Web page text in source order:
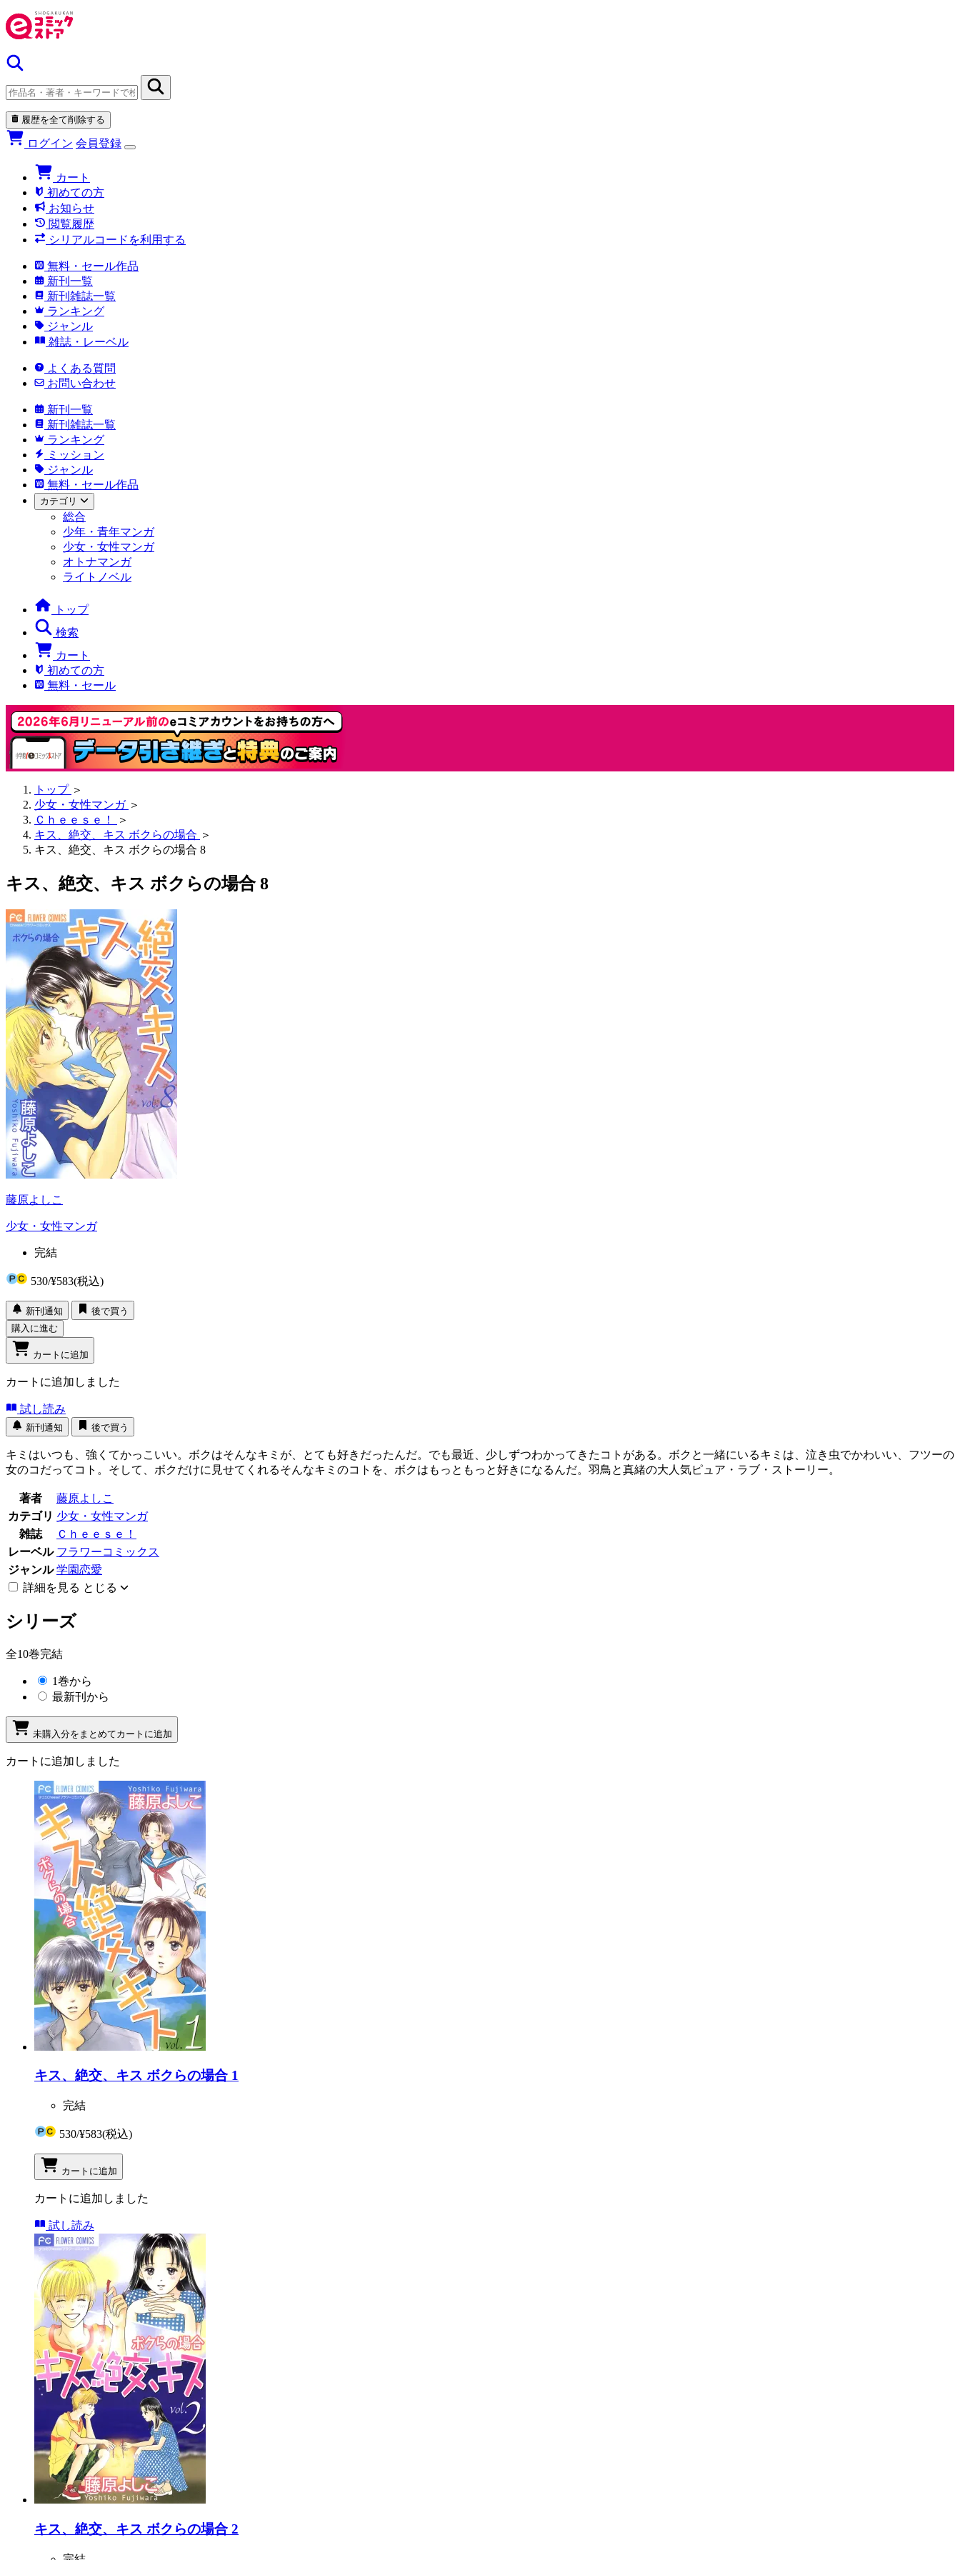
履歴を全て削除する
ログイン 会員登録
カート
初めての方
お知らせ
閲覧履歴
シリアルコードを利用する
無料・セール作品
新刊一覧
新刊雑誌一覧
ランキング
ジャンル
雑誌・レーベル
よくある質問
お問い合わせ
新刊一覧
新刊雑誌一覧
ランキング
ミッション
ジャンル
無料・セール作品
カテゴリ
総合
少年・青年マンガ
少女・女性マンガ
オトナマンガ
ライトノベル
トップ
検索
カート
初めての方
無料・セール
トップ ＞
少女・女性マンガ ＞
Ｃｈｅｅｓｅ！
＞
キス、絶交、キス ボクらの場合 ＞
キス、絶交、キス ボクらの場合 8
キス、絶交、キス ボクらの場合 8
藤原よしこ
少女・女性マンガ
完結
530/¥583(税込)
新刊通知
後で買う
購入に進む
カートに追加
カートに追加しました
試し読み
新刊通知 後で買う
キミはいつも、強くてかっこいい。ボクはそんなキミが、とても好きだったんだ。でも最近、少しずつわかってきたコトがある。ボクと一緒にいるキミは、泣き虫でかわいい、フツーの
女のコだってコト。そして、ボクだけに見せてくれるそんなキミのコトを、ボクはもっともっと好きになるんだ。羽鳥と真緒の大人気ピュア・ラブ・ストーリー。
著者
藤原よしこ
カテゴリ 少女・女性マンガ
雑誌
Ｃｈｅｅｓｅ！
レーベル フラワーコミックス
ジャンル 学園恋愛
詳細を見る とじる
シリーズ
全10巻完結
1巻から
最新刊から
未購入分をまとめてカートに追加
カートに追加しました
キス、絶交、キス ボクらの場合 1
完結
530/¥583(税込)
カートに追加
カートに追加しました
試し読み
キス、絶交、キス ボクらの場合 2